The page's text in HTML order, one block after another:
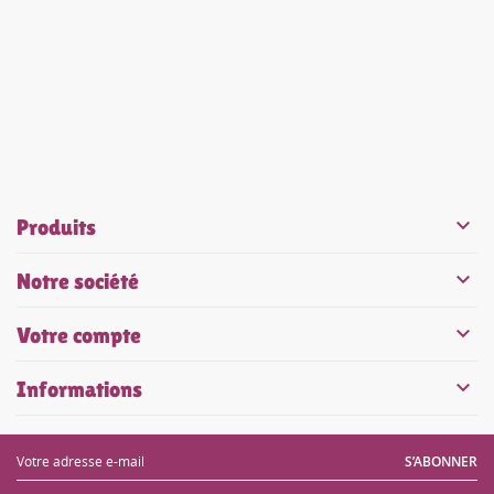
Produits 
Notre société 
Votre compte 
Informations 
S’ABONNER